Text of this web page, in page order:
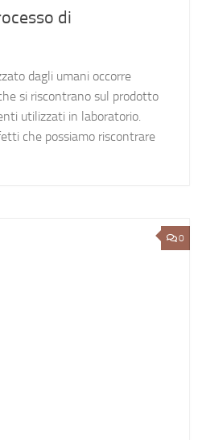
di
dagli umani occorre
si riscontrano sul prodotto
utilizzati in laboratorio.
che possiamo riscontrare
0